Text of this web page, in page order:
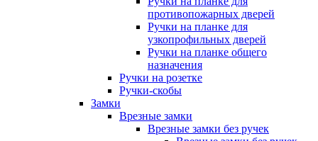
противопожарных дверей
Ручки на планке для
узкопрофильных дверей
Ручки на планке общего
назначения
Ручки на розетке
Ручки-скобы
Замки
Врезные замки
Врезные замки без ручек